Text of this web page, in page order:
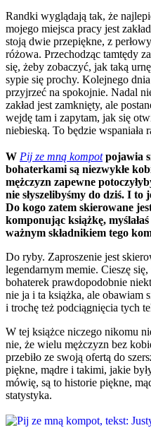
Randki wyglądają tak, że
mojego miejsca pracy jest
stoją dwie przepiękne, z
różowa. Przechodząc tamtędy
się, żeby zobaczyć, jak taką
sypie się prochy. Kolejnego
przyjrzeć na spokojnie. Nadal
zakład jest zamknięty, ale
wejdę tam i zapytam, jak się
niebieską. To będzie wspaniała
W Pij ze mną kompotpojawia
bohaterkami są niezwykłe
mężczyzn zapewne
nie słyszelibyśmy do dziś. I
Do kogo zatem skierowane
komponując książkę,
ważnym składnikiem tego
Do ryby. Zaproszenie jest
legendarnym memie. Cieszę
bohaterek prawdopodobnie
nie ja i ta książka, ale obawiam
i trochę też podciągnięcia tych
W tej książce niczego nikomu
nie, że wielu mężczyzn bez
przebiło ze swoją ofertą do
piękne, mądre i takimi, jakie
mówię, są to historie piękne,
statystyka.